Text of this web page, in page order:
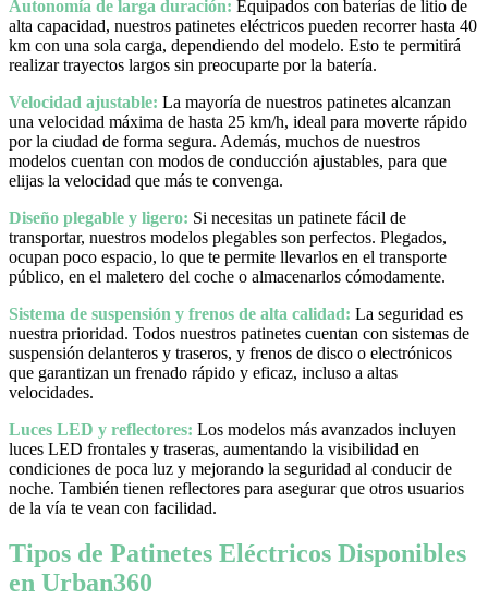
Autonomía de larga duración: Equipados con baterías de litio de
alta capacidad, nuestros patinetes eléctricos pueden recorrer hasta 40
km con una sola carga, dependiendo del modelo. Esto te permitirá
realizar trayectos largos sin preocuparte por la batería.
Velocidad ajustable: La mayoría de nuestros patinetes alcanzan
una velocidad máxima de hasta 25 km/h, ideal para moverte rápido
por la ciudad de forma segura. Además, muchos de nuestros
modelos cuentan con modos de conducción ajustables, para que
elijas la velocidad que más te convenga.
Diseño plegable y ligero: Si necesitas un patinete fácil de
transportar, nuestros modelos plegables son perfectos. Plegados,
ocupan poco espacio, lo que te permite llevarlos en el transporte
público, en el maletero del coche o almacenarlos cómodamente.
Sistema de suspensión y frenos de alta calidad: La seguridad es
nuestra prioridad. Todos nuestros patinetes cuentan con sistemas de
suspensión delanteros y traseros, y frenos de disco o electrónicos
que garantizan un frenado rápido y eficaz, incluso a altas
velocidades.
Luces LED y reflectores: Los modelos más avanzados incluyen
luces LED frontales y traseras, aumentando la visibilidad en
condiciones de poca luz y mejorando la seguridad al conducir de
noche. También tienen reflectores para asegurar que otros usuarios
de la vía te vean con facilidad.
Tipos de Patinetes Eléctricos Disponibles
en Urban360